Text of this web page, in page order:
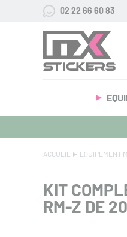
02 22 66 60 83
ACCUEIL EQUIPEMENT
KIT
RM-Z DE